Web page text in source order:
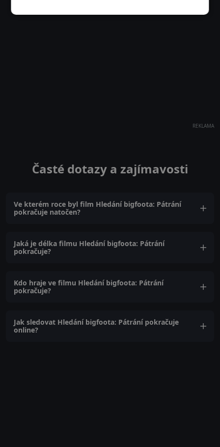
REKLAMA
Časté dotazy a zajímavosti
Ve kterém roce byl film Hledání bigfoota: Pátrání
pokračuje natočen?
Jaká je délka filmu Hledání bigfoota: Pátrání
pokračuje?
Kdo hraje ve filmu Hledání bigfoota: Pátrání
pokračuje?
Jak sledovat Hledání bigfoota: Pátrání pokračuje
online?